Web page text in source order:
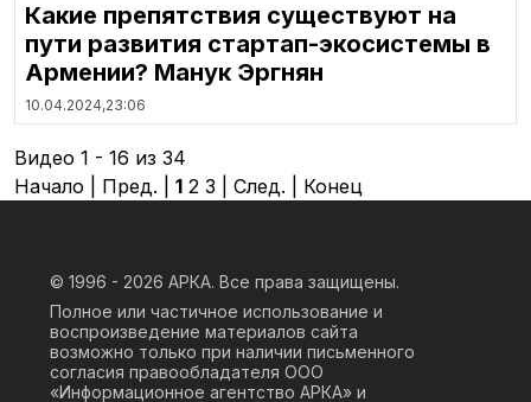
Какие препятствия существуют на
пути развития стартап-экосистемы в
Армении? Манук Эргнян
10.04.2024,23:06
Видео 1 - 16 из 34
Начало | Пред. | 1 2 3 След. Конец
© 1996 - 2026 АРКА. Все права защищены.
Полное или частичное использование и
воспроизведение материалов сайта
возможно только при наличии письменного
согласия правообладателя ООО
«Информационное агентство АРКА» и